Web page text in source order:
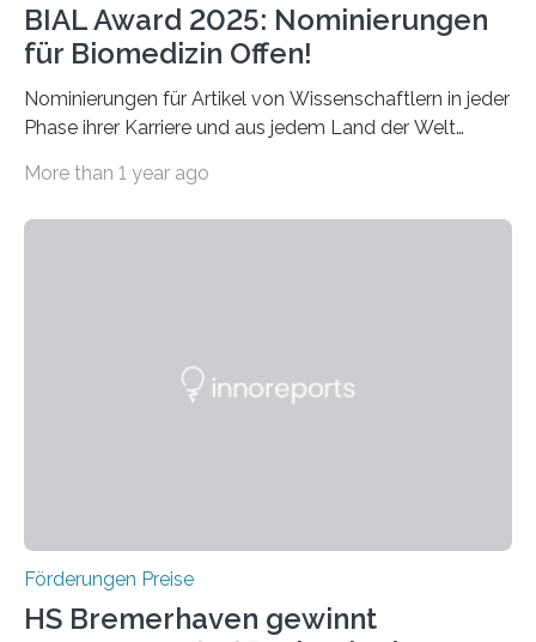
BIAL Award 2025: Nominierungen
für Biomedizin Offen!
Nominierungen für Artikel von Wissenschaftlern in jeder
Phase ihrer Karriere und aus jedem Land der Welt
Leben gerufen, um die bemerkenswertesten
Foundation, des BIAL Award in Biomedicine ist in
More than 1 year ago
Förderungen Preise
HS Bremerhaven gewinnt